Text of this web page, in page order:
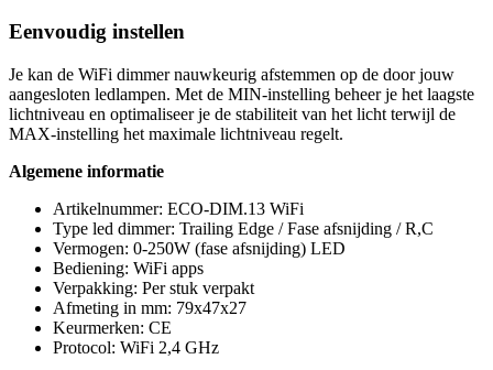
Eenvoudig instellen
Je kan de WiFi dimmer nauwkeurig afstemmen op de door jouw
aangesloten ledlampen. Met de MIN-instelling beheer je het laagste
lichtniveau en optimaliseer je de stabiliteit van het licht terwijl de
MAX-instelling het maximale lichtniveau regelt.
Algemene informatie
Artikelnummer: ECO-DIM.13 WiFi
Type led dimmer: Trailing Edge / Fase afsnijding / R,C
Vermogen: 0-250W (fase afsnijding) LED
Bediening: WiFi apps
Verpakking: Per stuk verpakt
Afmeting in mm: 79x47x27
Keurmerken: CE
Protocol: WiFi 2,4 GHz